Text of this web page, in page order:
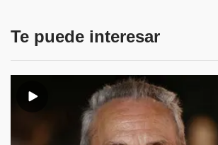
Te puede interesar